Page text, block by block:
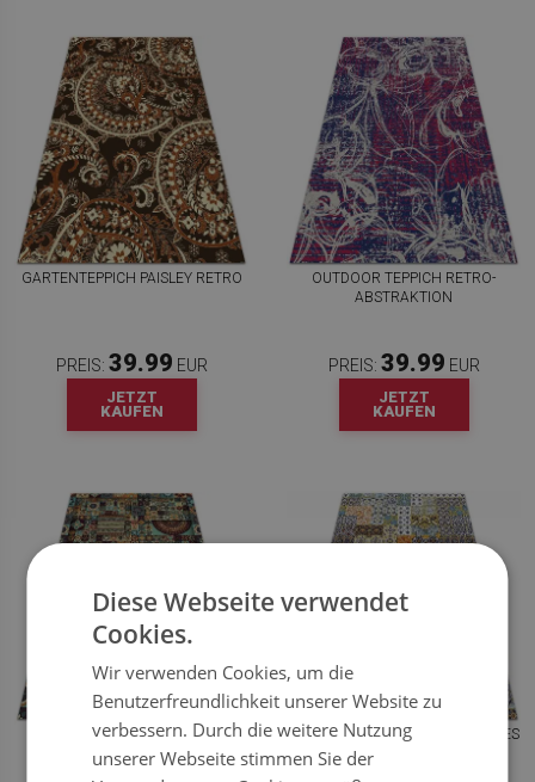
GARTENTEPPICH PAISLEY RETRO
PREIS: 39.99 EUR
JETZT
KAUFEN
OUTDOOR TEPPICH RETRO-
ABSTRAKTION
PREIS: 39.99 EUR
JETZT
KAUFEN
TEPPICH AUSSENBEREICH M
ISCHUNG AUS FLIESEN
TERRASSENTEPPICH ABSTRAKTES
Diese Webseite verwendet
Cookies.
Wir verwenden Cookies, um die
Benutzerfreundlichkeit unserer Website zu
verbessern. Durch die weitere Nutzung
unserer Webseite stimmen Sie der